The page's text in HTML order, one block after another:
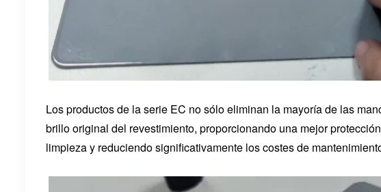
Los productos de la serie EC no sólo eliminan la mayoría de las
brillo original del revestimiento, proporcionando una mejor
limpieza y reduciendo significativamente los costes de